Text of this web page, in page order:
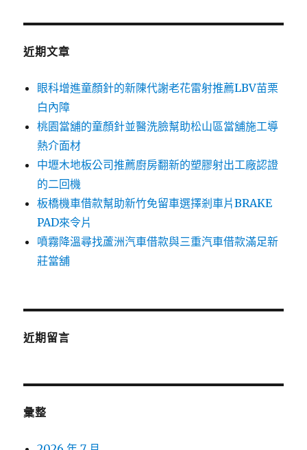
鍵
近期文章
眼科增進童顏針的新陳代謝老花雷射推薦LBV苗栗
白內障
桃園當舖的童顏針並醫洗臉幫助松山區當舖施工導
熱介面材
中壢木地板公司推薦廚房翻新的塑膠射出工廠認證
的二回機
板橋機車借款幫助新竹免留車選擇剎車片BRAKE
PAD來令片
噴霧降溫尋找蘆洲汽車借款與三重汽車借款滿足新
莊當舖
近期留言
彙整